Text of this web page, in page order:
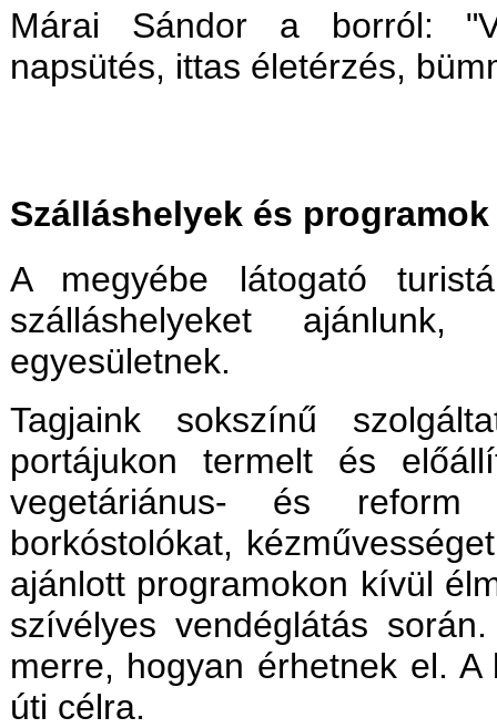
Márai Sándor a borról:
napsütés, ittas életérzés,
Szálláshelyek és programok
A megyébe látogató
szálláshelyeket
egyesületnek.
Tagjaink sokszínű
portájukon termelt és
vegetáriánus- és reform
borkóstolókat,
ajánlott programokon kívül
szívélyes vendéglátás
merre, hogyan érhetnek el.
úti célra.